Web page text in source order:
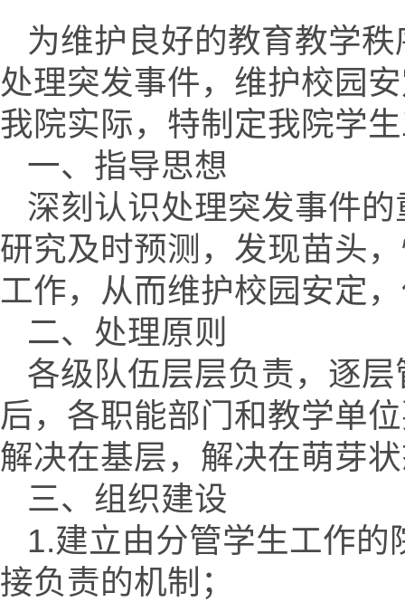
为维护良好的教育教学
处理突发事件，维护校园
我院实际，特制定我院学
一、指导思想
深刻认识处理突发事件
研究及时预测，发现苗头
工作，从而维护校园安定
二、处理原则
各级队伍层层负责，逐
后，各职能部门和教学单
解决在基层，解决在萌芽
三、组织建设
1.建立由分管学生工作
接负责的机制；